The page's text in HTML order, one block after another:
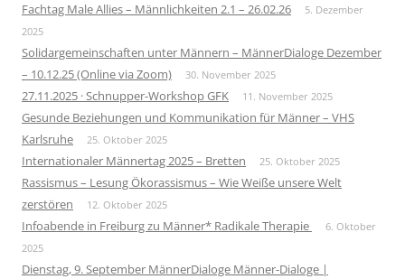
Fachtag Male Allies – Männlichkeiten 2.1 – 26.02.26
5. Dezember
2025
Solidargemeinschaften unter Männern – MännerDialoge Dezember
– 10.12.25 (Online via Zoom)
30. November 2025
27.11.2025 · Schnupper-Workshop GFK 11. November 2025
Gesunde Beziehungen und Kommunikation für Männer – VHS
Karlsruhe
25. Oktober 2025
Internationaler Männertag 2025 – Bretten 25. Oktober 2025
Rassismus – Lesung Ökorassismus – Wie Weiße unsere Welt
zerstören
12. Oktober 2025
Infoabende in Freiburg zu Männer* Radikale Therapie
6. Oktober
2025
Dienstag, 9. September MännerDialoge Männer-Dialoge |